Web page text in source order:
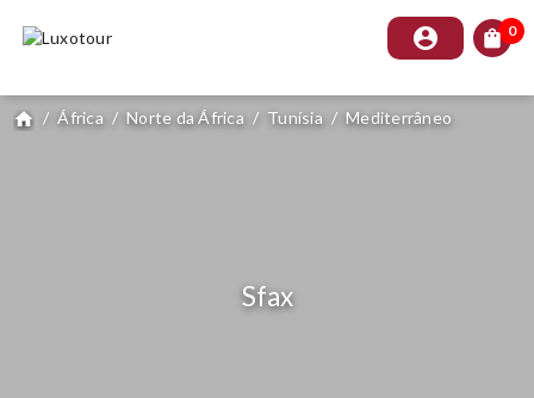
account_circle shopping_bag 0
home / África / Norte da África / Tunísia / Mediterrâneo
Sfax